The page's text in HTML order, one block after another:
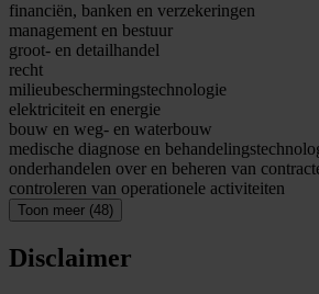
financiën, banken en verzekeringen
management en bestuur
groot- en detailhandel
recht
milieubeschermingstechnologie
elektriciteit en energie
bouw en weg- en waterbouw
medische diagnose en
onderhandelen over en beheren van
controleren van operationele activiteiten
Toon meer (48)
Disclaimer